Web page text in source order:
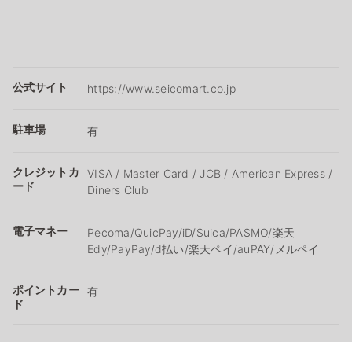
公式サイト https://www.seicomart.co.jp
駐車場 有
クレジットカ
ード
VISA / Master Card / JCB / American Express /
Diners Club
電子マネー
Pecoma/QuicPay/iD/Suica/PASMO/楽天
Edy/PayPay/d払い/楽天ペイ/auPAY/メルペイ
ポイントカー
ド
有